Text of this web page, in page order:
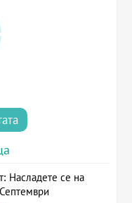
Насладете се на